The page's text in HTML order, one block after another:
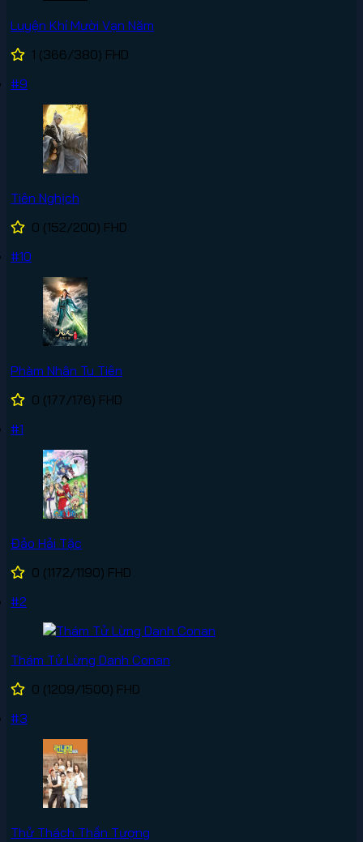
Luyện Khí Mười Vạn Năm
1 (366/380) FHD
#9
Tiên Nghịch
0 (152/200) FHD
#10
Phàm Nhân Tu Tiên
0 (177/176) FHD
#1
Đảo Hải Tặc
0 (1172/1190) FHD
#2
Thám Tử Lừng Danh Conan
0 (1209/1500) FHD
#3
Thử Thách Thần Tượng